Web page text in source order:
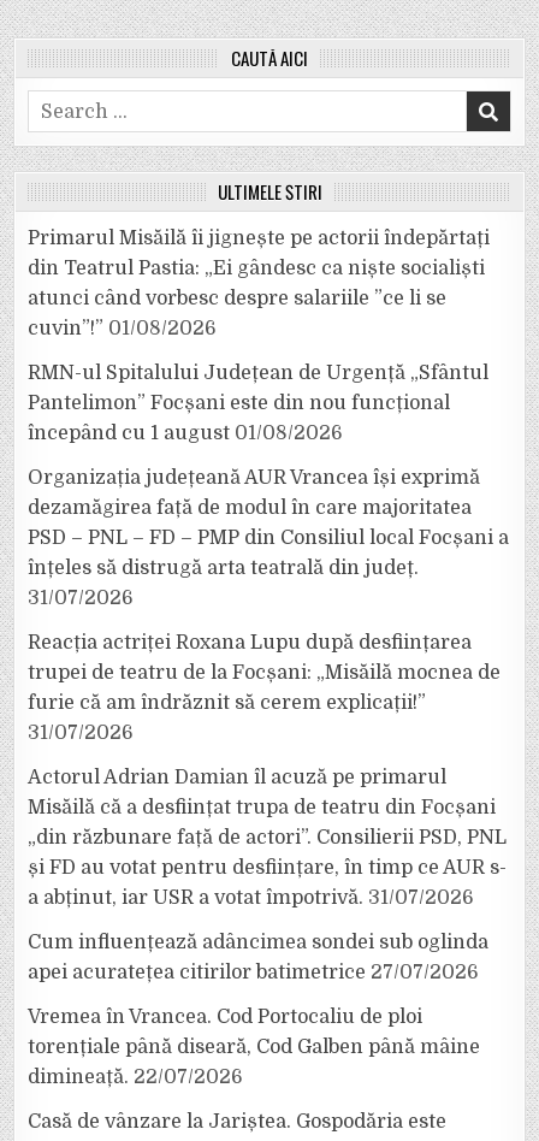
CAUTĂ AICI
Search
for:
ULTIMELE ȘTIRI
Primarul Misăilă îi jignește pe actorii îndepărtați
din Teatrul Pastia: „Ei gândesc ca niște socialiști
atunci când vorbesc despre salariile ”ce li se
cuvin”!” 01/08/2026
RMN-ul Spitalului Județean de Urgență „Sfântul
Pantelimon” Focșani este din nou funcțional
începând cu 1 august 01/08/2026
Organizația județeană AUR Vrancea își exprimă
dezamăgirea față de modul în care majoritatea
PSD – PNL – FD – PMP din Consiliul local Focșani a
înțeles să distrugă arta teatrală din județ.
31/07/2026
Reacția actriței Roxana Lupu după desființarea
trupei de teatru de la Focșani: „Misăilă mocnea de
furie că am îndrăznit să cerem explicații!”
31/07/2026
Actorul Adrian Damian îl acuză pe primarul
Misăilă că a desființat trupa de teatru din Focșani
„din răzbunare față de actori”. Consilierii PSD, PNL
și FD au votat pentru desființare, în timp ce AUR s-
a abținut, iar USR a votat împotrivă. 31/07/2026
Cum influențează adâncimea sondei sub oglinda
apei acuratețea citirilor batimetrice 27/07/2026
Vremea în Vrancea. Cod Portocaliu de ploi
torențiale până diseară, Cod Galben până mâine
dimineață. 22/07/2026
Casă de vânzare la Jariștea. Gospodăria este